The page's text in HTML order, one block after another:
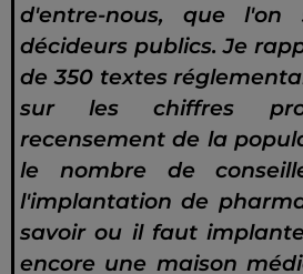
d'entre-nous, que
décideurs publics. Je
de 350 textes
sur les chiffres
recensement de la
le nombre de
l'implantation de
savoir ou il faut
encore une maison